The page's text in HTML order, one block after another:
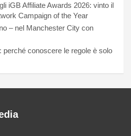
iGB Affiliate Awards 2026: vinto il
Campaign of the Year
– nel Manchester City con
perché conoscere le regole è solo